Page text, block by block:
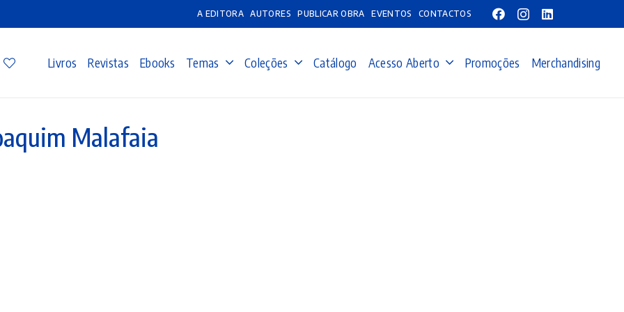
A EDITORA AUTORES PUBLICAR OBRA EVENTOS CONTACTOS
Livros Revistas Ebooks Temas Coleções Catálogo Acesso Aberto Promoções Merchandising
Malafaia